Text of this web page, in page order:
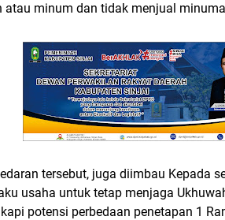
atau minum dan tidak menjual
tersebut, juga diimbau Kepada
usaha untuk tetap menjaga
potensi perbedaan penetapan 1